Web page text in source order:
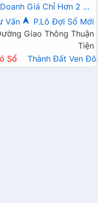
Giá Chỉ Hơn 2 Tỷ
Đúc
Vấn
P.Lô Đợi Sổ Mới
Giao Thông Thuận
Tiện
Sổ Thành Đất Ven